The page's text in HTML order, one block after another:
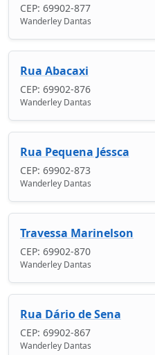
CEP: 69902-877
Wanderley Dantas
Rua Abacaxi
CEP: 69902-876
Wanderley Dantas
Rua Pequena Jéssca
CEP: 69902-873
Wanderley Dantas
Travessa Marinelson
CEP: 69902-870
Wanderley Dantas
Rua Dário de Sena
CEP: 69902-867
Wanderley Dantas